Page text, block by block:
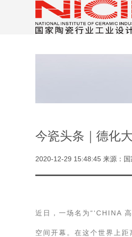
今瓷头条｜德化
2020-12-29 15:48:45 来源：
近日，一场名为“‘CHINA
空间开幕。在这个世界上